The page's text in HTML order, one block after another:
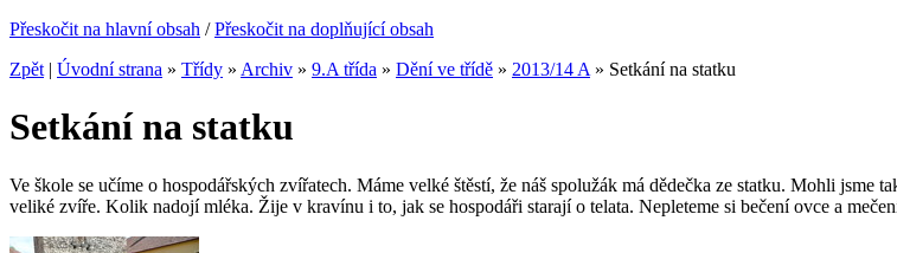
Přeskočit na hlavní obsah /Přeskočit na doplňující obsah
Zpět | Úvodní strana » Třídy » Archiv » 9.A třída » Dění ve třídě » 2013/14 A » Setkání na statku
Setkání na statku
Ve škole se učíme o hospodářských zvířatech. Máme velké štěstí, že náš spolužák má dědečka ze statku. Mohli
veliké zvíře. Kolik nadojí mléka. Žije v kravínu i to, jak se hospodáři starají o telata. Nepleteme si bečení ovce a